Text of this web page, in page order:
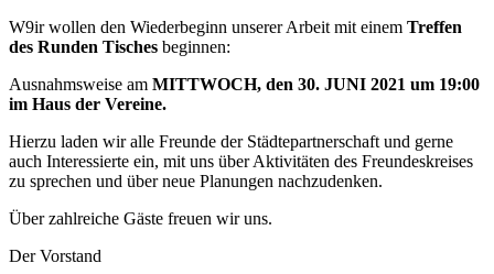
W9ir wollen den Wiederbeginn unserer Arbeit mit einem Treffen
des Runden Tisches beginnen:
Ausnahmsweise am MITTWOCH, den 30. JUNI 2021 um 19:00
im Haus der Vereine.
Hierzu laden wir alle Freunde der Städtepartnerschaft und gerne
auch Interessierte ein, mit uns über Aktivitäten des Freundeskreises
zu sprechen und über neue Planungen nachzudenken.
Über zahlreiche Gäste freuen wir uns.
Der Vorstand